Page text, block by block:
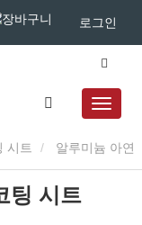
로그인
시트
팅 시트